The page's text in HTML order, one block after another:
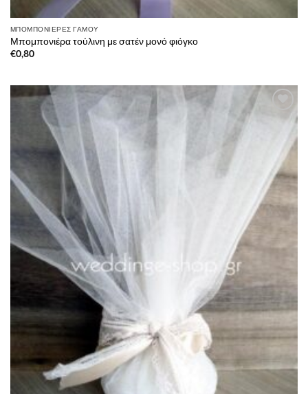
ΜΠΟΜΠΟΝΙΈΡΕΣ ΓΆΜΟΥ
Μπομπονιέρα τούλινη με σατέν μονό φιόγκο
€0,80
Πρόσθήκη